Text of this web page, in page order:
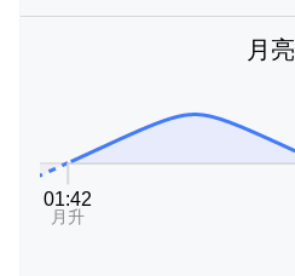
月亮